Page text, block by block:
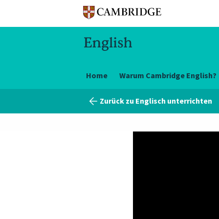
Home Warum Cambridge English?
Zurück zu Englisch unterrichten